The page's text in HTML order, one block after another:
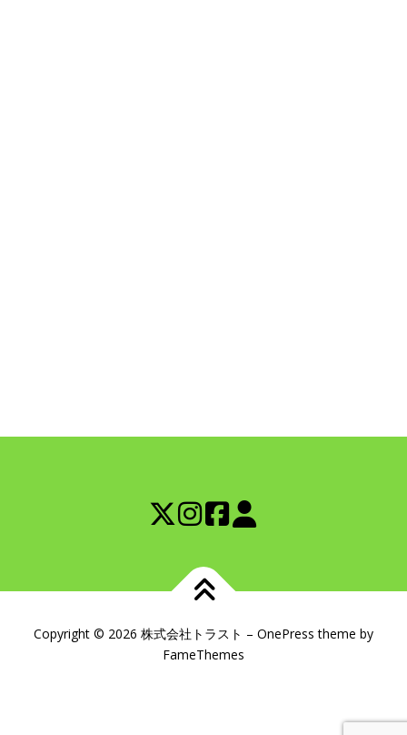
Copyright © 2026 株式会社トラスト – OnePress theme by
FameThemes